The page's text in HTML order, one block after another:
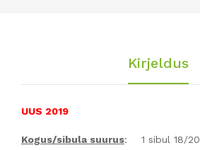
Kirjeldus
UUS 2019
Kogus/sibula suurus: 1 sibul 18/20